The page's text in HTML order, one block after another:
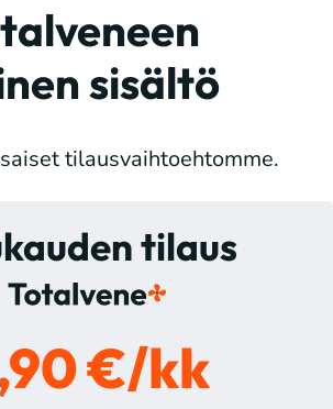
sisältö
tilausvaihtoehtomme.
tilaus
€/kk